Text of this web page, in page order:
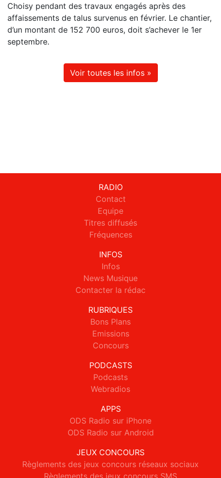
Choisy pendant des travaux engagés après des
affaissements de talus survenus en février. Le chantier,
d’un montant de 152 700 euros, doit s’achever le 1er
septembre.
Voir toutes les infos »
RADIO
Contact
Equipe
Titres diffusés
Fréquences
INFOS
Infos
News Musique
Contacter la rédac
RUBRIQUES
Bons Plans
Emissions
Concours
PODCASTS
Podcasts
Webradios
APPS
ODS Radio sur iPhone
ODS Radio sur Android
JEUX CONCOURS
Règlements des jeux concours réseaux sociaux